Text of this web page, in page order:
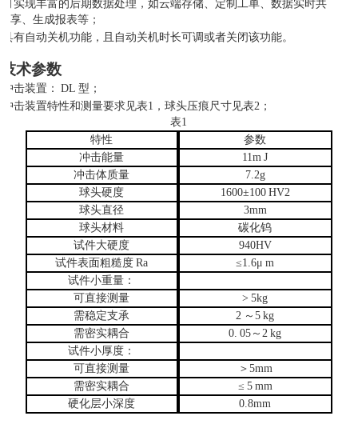
可实现丰富的后期数据处理，如云端存储、定制工单、数据实时共
享、生成报表等；
具有自动关机功能，且自动关机时长可调或者关闭该功能。
技术参数
冲击装置： DL 型；
冲击装置特性和测量要求见表1，球头压痕尺寸见表2；
表1
特性
参数
冲击能量
11m J
冲击体质量
7.2g
球头硬度
1600±100 HV2
球头直径
3mm
球头材料
碳化钨
试件大硬度
940HV
试件表面粗糙度 Ra ≤1.6μ m
试件小重量：
可直接测量
> 5kg
需稳定支承
2 ～5 kg
需密实耦合
0. 05～2 kg
试件小厚度：
可直接测量
＞ 5mm
需密实耦合
≤ 5 mm
硬化层小深度
0.8mm